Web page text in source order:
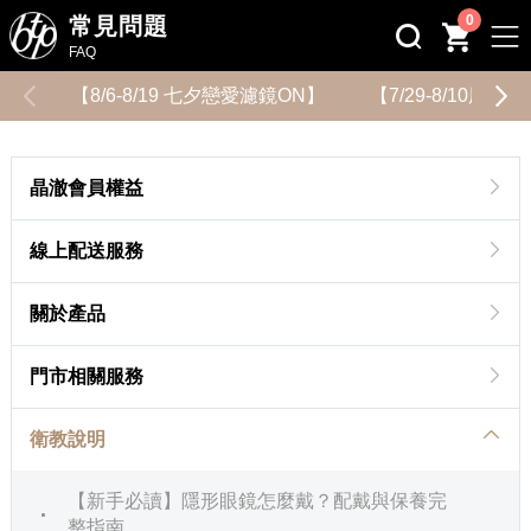
常見問題
FAQ
0
【8/6-8/19 七夕戀愛濾鏡ON】 【7/29-8/10用健
晶澈會員權益
線上配送服務
關於產品
門市相關服務
衛教說明
【新手必讀】隱形眼鏡怎麼戴？配戴與保養完
整指南